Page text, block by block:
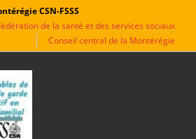
CSN-FSSS
de la santé et des services sociaux
Conseil central de la Montérégie